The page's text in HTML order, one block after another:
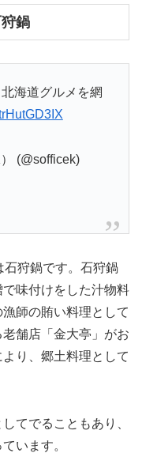
鍋
海道グルメを網
(@sofficek)
狩鍋です。石狩鍋
味付けをした汁物料
師の賄い料理として
舗店「金大亭」がお
り、郷土料理として
てでることもあり、
います。